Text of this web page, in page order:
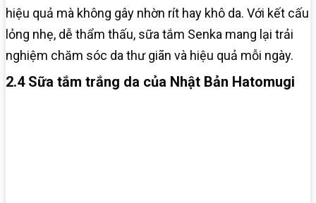
hiệu quả mà không gây nhờn rít hay khô da. Với kết cấu
lỏng nhẹ, dễ thẩm thấu, sữa tắm Senka mang lại trải
nghiệm chăm sóc da thư giãn và hiệu quả mỗi ngày.
2.4 Sữa tắm trắng da của Nhật Bản Hatomugi